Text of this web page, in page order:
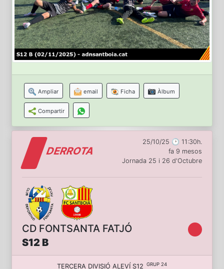
Ampliar email Ficha Àlbum
Compartir
DERROTA
25/10/25 🕑 11:30h.
fa 9 mesos
Jornada 25 i 26 d'Octubre
CD FONTSANTA FATJÓ
S12 B
TERCERA DIVISIÓ ALEVÍ S12 GRUP 24